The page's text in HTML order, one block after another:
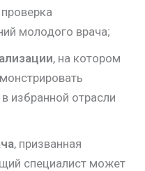
молодого врача;
, на котором
избранной отрасли
, призванная
специалист может